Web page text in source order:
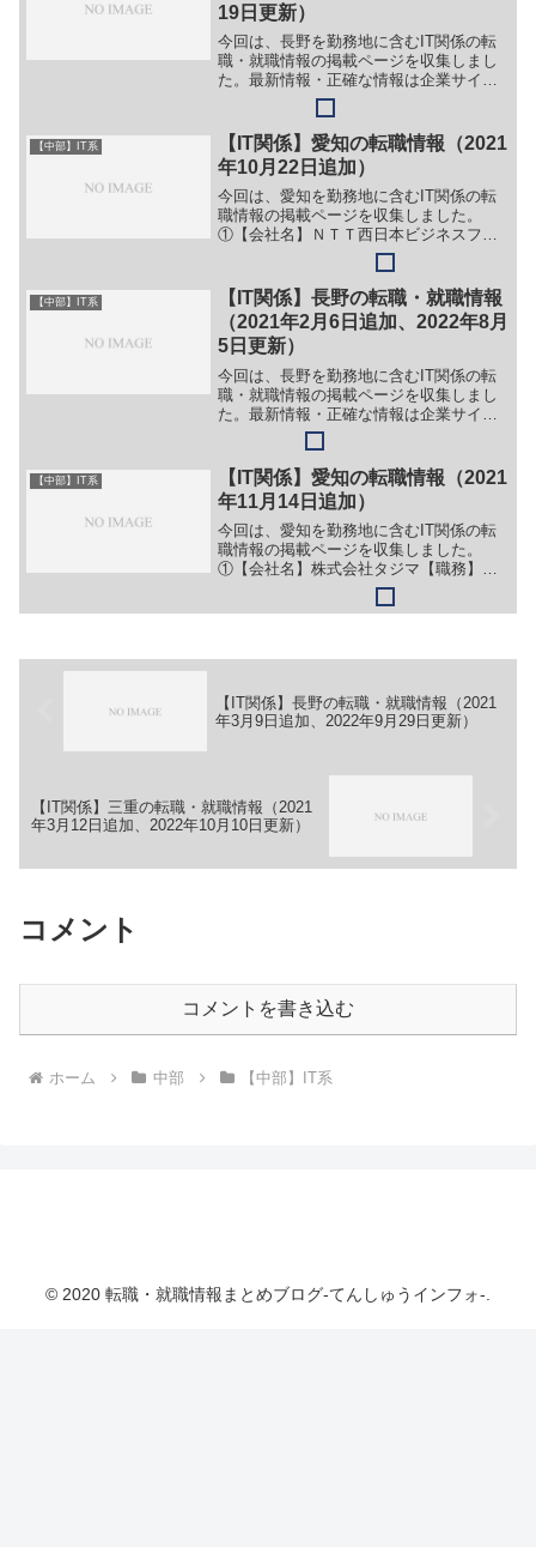
19日更新）
今回は、長野を勤務地に含むIT関係の転
職・就職情報の掲載ページを収集しまし
た。最新情報・正確な情報は企業サイト
でご確認ください。①【会社名】エプソ
ンアヴァシス株式会社【職務】［キャリ
ア・中途］＞＞（１）製品アプリケーシ
ョン開発 エンジニア＞...
【中部】IT系
【IT関係】愛知の転職情報（2021
年10月22日追加）
今回は、愛知を勤務地に含むIT関係の転
職情報の掲載ページを収集しました。
①【会社名】ＮＴＴ西日本ビジネスフロ
ント株式会社【職務】（１）コンサルテ
ィング営業（２）セールスエンジニア
【勤務地】愛知等【詳細】転職・就職情
報の詳細はこちら②【会社名...
【中部】IT系
【IT関係】長野の転職・就職情報
（2021年2月6日追加、2022年8月
5日更新）
今回は、長野を勤務地に含むIT関係の転
職・就職情報の掲載ページを収集しまし
た。最新情報・正確な情報は企業サイト
でご確認ください。①【会社名】株式会
社ユリーカ【職務】［キャリア・中途］
＞＞（１）システム開発エンジニア【ガ
イド】＞＞（１）下記リ...
【中部】IT系
【IT関係】愛知の転職情報（2021
年11月14日追加）
今回は、愛知を勤務地に含むIT関係の転
職情報の掲載ページを収集しました。
①【会社名】株式会社タジマ【職務】別
企業のサイトに情報が掲載されているた
め、詳細は省略。【勤務地】愛知等【詳
【IT関係】長野の転職・就職情報（2021
年3月9日追加、2022年9月29日更新）
【IT関係】三重の転職・就職情報（2021
年3月12日追加、2022年10月10日更新）
コメント
コメントを書き込む
ホーム 中部 【中部】IT系
© 2020 転職・就職情報まとめブログ-てんしゅうインフォ-.